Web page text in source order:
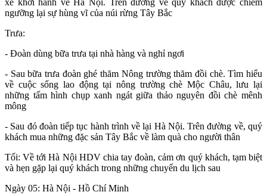
xe khởi hành về Hà Nội. Trên đường về quý khách được chiêm
ngưỡng lại sự hùng vĩ của núi rừng Tây Bắc
Trưa:
- Đoàn dùng bữa trưa tại nhà hàng và nghỉ ngơi
- Sau bữa trưa đoàn ghé thăm Nông trường thăm đồi chè. Tìm hiểu
về cuộc sống lao động tại nông trường chè Mộc Châu, lưu lại
những tấm hình chụp xanh ngát giữa thảo nguyên đồi chè mênh
mông
- Sau đó đoàn tiếp tục hành trình về lại Hà Nội. Trên đường về, quý
khách mua những đặc sản Tây Bắc về làm quà cho người thân
Tối: Về tới Hà Nội HDV chia tay đoàn, cảm ơn quý khách, tạm biệt
và hẹn gặp lại quý khách trong những chuyến du lịch sau
Ngày 05: Hà Nội - Hồ Chí Minh